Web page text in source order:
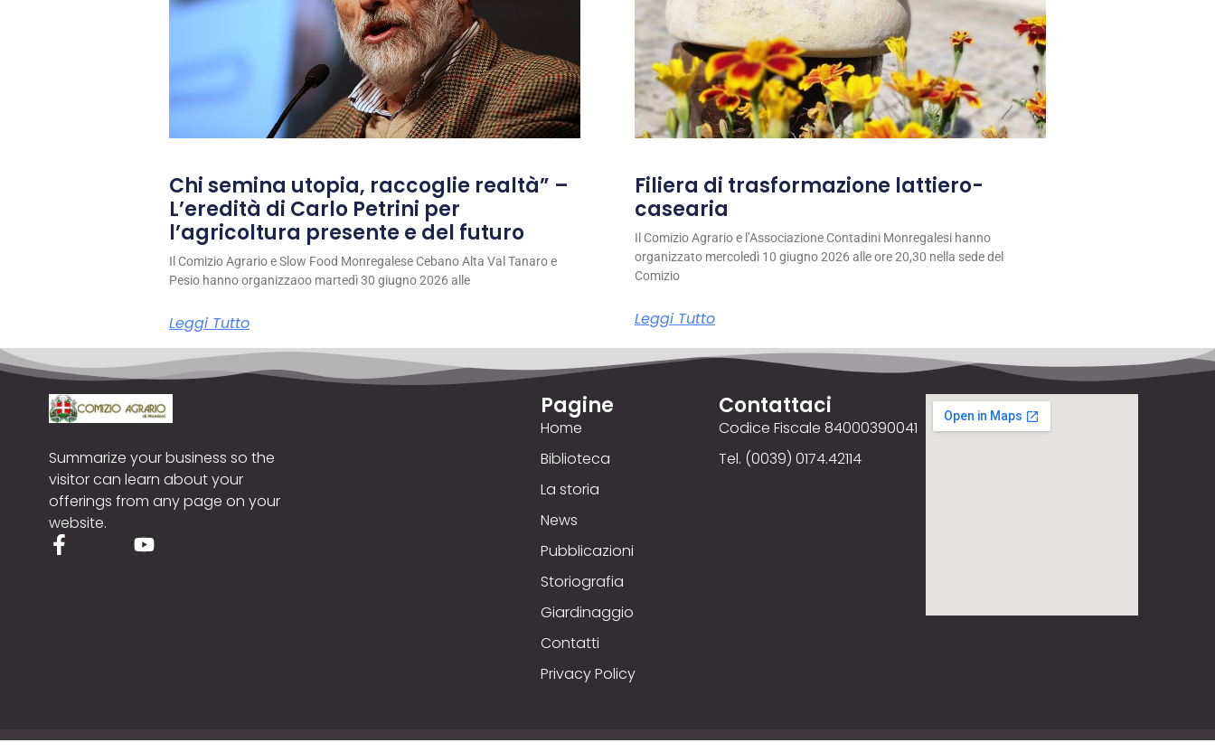
Chi semina utopia, raccoglie realtà” –
L’eredità di Carlo Petrini per
l’agricoltura presente e del futuro
Il Comizio Agrario e Slow Food Monregalese Cebano Alta Val Tanaro e
Pesio hanno organizzaoo martedì 30 giugno 2026 alle
Leggi Tutto
Filiera di trasformazione lattiero-
casearia
Il Comizio Agrario e l’Associazione Contadini Monregalesi hanno
organizzato mercoledì 10 giugno 2026 alle ore 20,30 nella sede del
Comizio
Leggi Tutto
Summarize your business so the
visitor can learn about your
offerings from any page on your
website.
Pagine
Home
Biblioteca
La storia
News
Pubblicazioni
Storiografia
Giardinaggio
Contatti
Privacy Policy
Contattaci
Codice Fiscale 84000390041
Tel. (0039) 0174.42114